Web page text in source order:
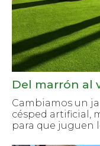
Del marrón al
Cambiamos un
césped artificial,
para que juguen